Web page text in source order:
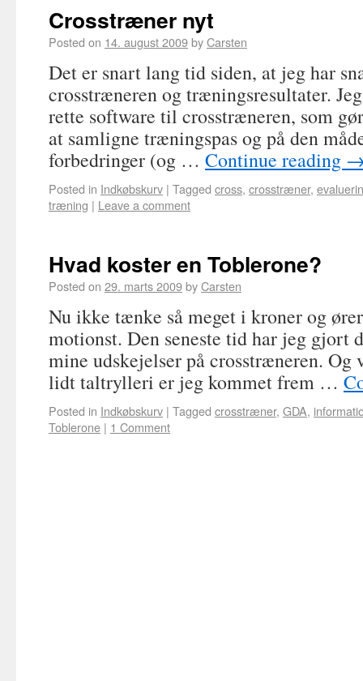
Crosstræner nyt
Posted on 14. august 2009byCarsten
Det er snart lang tid siden, at jeg har
crosstræneren og træningsresultater.
rette software til crosstræneren, som
at samligne træningspas og på den
forbedringer (og … Continue reading
Posted in Indkøbskurv | Tagged cross, crosstræner,
træning | Leave a comment
Hvad koster en Toblerone?
Posted on 29. marts 2009byCarsten
Nu ikke tænke så meget i kroner og
motionst. Den seneste tid har jeg gjort
mine udskejelser på crosstræneren.
lidt taltrylleri er jeg kommet frem …
Posted in Indkøbskurv | Tagged crosstræner, GDA,
Toblerone | 1 Comment